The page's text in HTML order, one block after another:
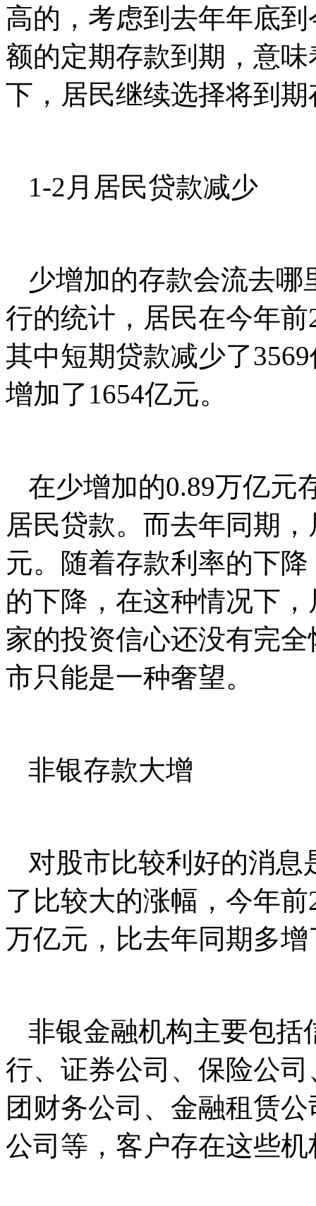
高的，考虑到去年年底
额的定期存款到期，意
下，居民继续选择将到
1-2月居民贷款减少
少增加的存款会流去
行的统计，居民在今年
其中短期贷款减少了
增加了1654亿元。
在少增加的0.89万亿元
居民贷款。而去年同期
元。随着存款利率的下
的下降，在这种情况下
家的投资信心还没有完
市只能是一种奢望。
非银存款大增
对股市比较利好的消
了比较大的涨幅，今年
万亿元，比去年同期多增
非银金融机构主要包括
行、证券公司、保险公
团财务公司、金融租赁
公司等，客户存在这些